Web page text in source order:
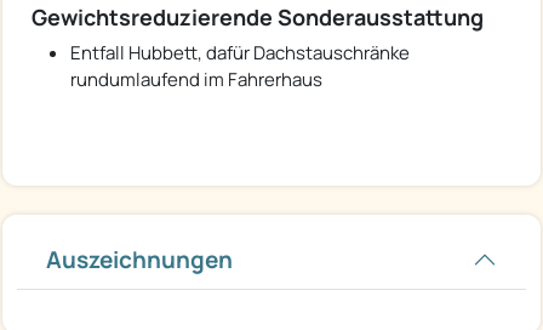
Gewichtsreduzierende Sonderausstattung
Entfall Hubbett, dafür Dachstauschränke
rundumlaufend im Fahrerhaus
Auszeichnungen